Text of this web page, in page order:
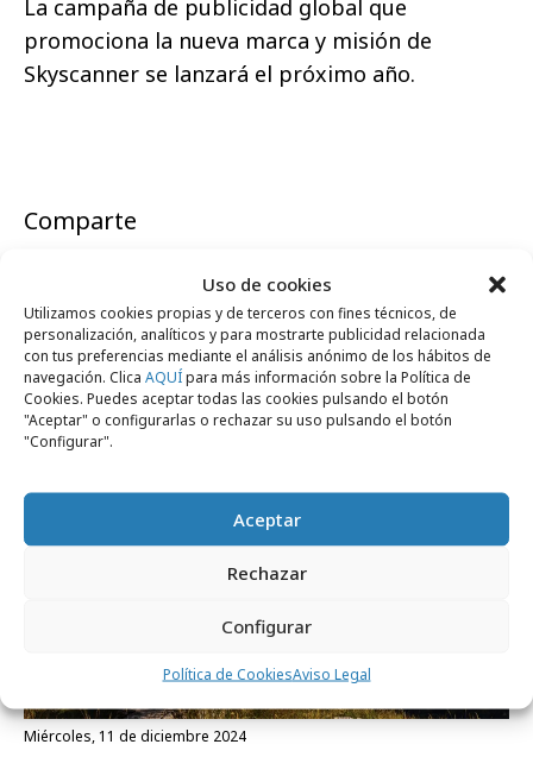
Uso de cookies
Utilizamos cookies propias y de terceros con fines técnicos, de
personalización, analíticos y para mostrarte publicidad relacionada
con tus preferencias mediante el análisis anónimo de los hábitos de
navegación. Clica AQUÍpara más información sobre la Política de
Cookies. Puedes aceptar todas las cookies pulsando el botón
"Aceptar" o configurarlas o rechazar su uso pulsando el botón
"Configurar".
Aceptar
Rechazar
Configurar
Política de CookiesAviso Legal
La campaña de publicidad global que
promociona la nueva marca y misión de
Skyscanner se lanzará el próximo año.
Comparte
Noticias Relacionadas
Empresas y Negocios
miércoles, 11 de diciembre 2024